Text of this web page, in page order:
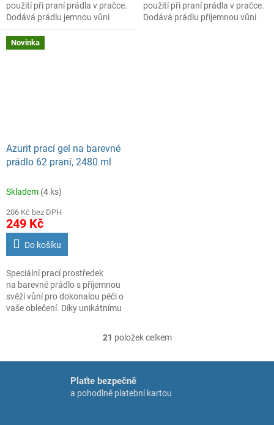
použití při praní prádla v pračce.
Dodává prádlu jemnou vůni
textilie hebké na dotek.
použití při praní prádla v pračce.
Dodává prádlu příjemnou vůni
Novinka
Azurit prací gel na barevné
prádlo 62 praní, 2480 ml
Skladem (4 ks)
206 Kč bez DPH
249 Kč
Do košíku
Speciální prací prostředek
na barevné prádlo s příjemnou
svěží vůní pro dokonalou péči o
vaše oblečení. Díky unikátnímu
O
l
á
d
a
21 položek celkem
Plaťte bezpečně
a pohodlně platební kartou